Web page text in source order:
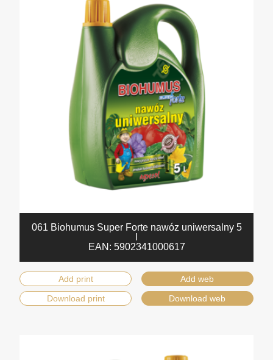
061 Biohumus Super Forte nawóz uniwersalny 5
EAN: 5902341000617
Add print
Add web
Download print
Download web